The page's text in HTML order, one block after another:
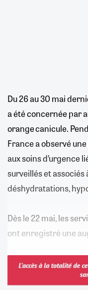
Du 26 au 30 mai
a été concernée par
orange canicule.
France a observé
aux soins d’urgence
surveillés et
déshydratations,
Dès le 22 mai, les
ont enregistré une